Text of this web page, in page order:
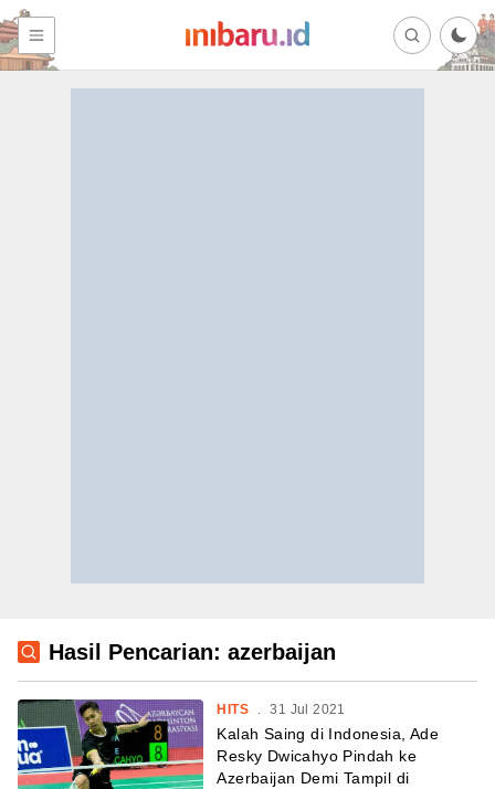
Hasil Pencarian: azerbaijan
HITS . 31 Jul 2021
Kalah Saing di Indonesia, Ade
Resky Dwicahyo Pindah ke
Azerbaijan Demi Tampil di